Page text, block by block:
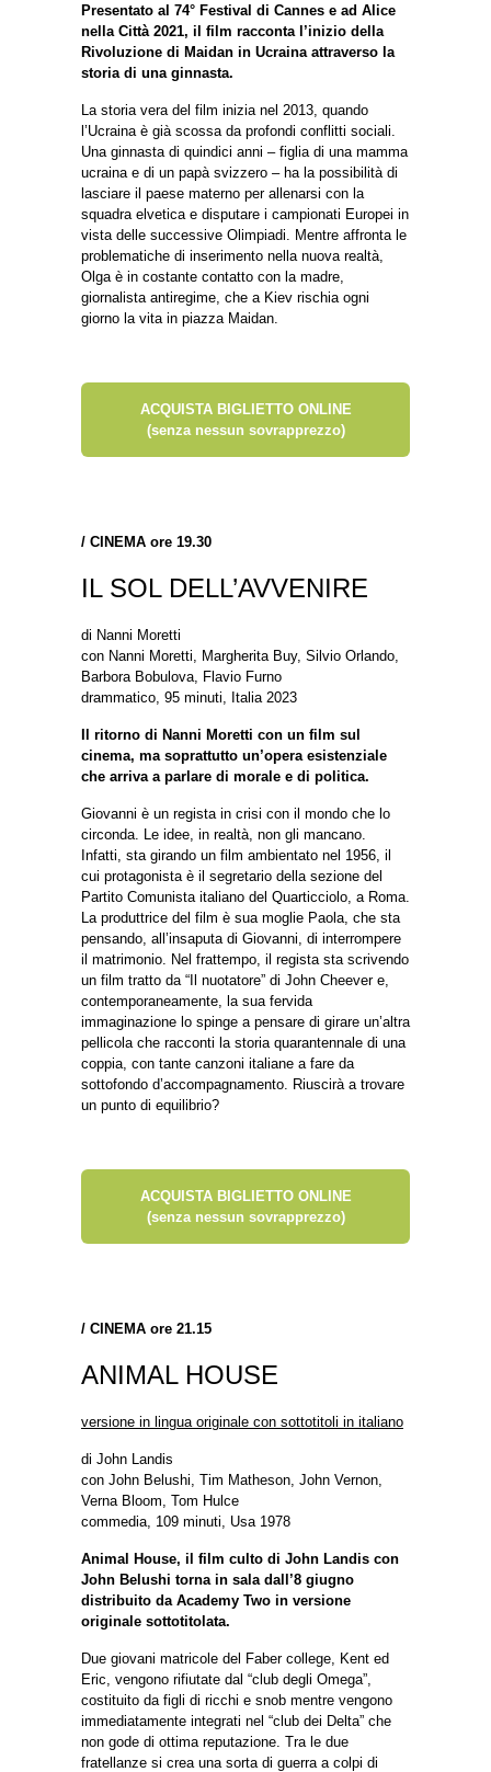
Presentato al 74° Festival di Cannes e ad Alice
nella Città 2021, il film racconta l’inizio della
Rivoluzione di Maidan in Ucraina attraverso la
storia di una ginnasta.
La storia vera del film inizia nel 2013, quando
l’Ucraina è già scossa da profondi conflitti sociali.
Una ginnasta di quindici anni – figlia di una mamma
ucraina e di un papà svizzero – ha la possibilità di
lasciare il paese materno per allenarsi con la
squadra elvetica e disputare i campionati Europei in
vista delle successive Olimpiadi. Mentre affronta le
problematiche di inserimento nella nuova realtà,
Olga è in costante contatto con la madre,
giornalista antiregime, che a Kiev rischia ogni
giorno la vita in piazza Maidan.
ACQUISTA BIGLIETTO ONLINE
(senza nessun sovrapprezzo)
/ CINEMA ore 19.30
IL SOL DELL’AVVENIRE
di Nanni Moretti
con Nanni Moretti, Margherita Buy, Silvio Orlando,
Barbora Bobulova, Flavio Furno
drammatico, 95 minuti, Italia 2023
Il ritorno di Nanni Moretti con un film sul
cinema, ma soprattutto un’opera esistenziale
che arriva a parlare di morale e di politica.
Giovanni è un regista in crisi con il mondo che lo
circonda. Le idee, in realtà, non gli mancano.
Infatti, sta girando un film ambientato nel 1956, il
cui protagonista è il segretario della sezione del
Partito Comunista italiano del Quarticciolo, a Roma.
La produttrice del film è sua moglie Paola, che sta
pensando, all’insaputa di Giovanni, di interrompere
il matrimonio. Nel frattempo, il regista sta scrivendo
un film tratto da “Il nuotatore” di John Cheever e,
contemporaneamente, la sua fervida
immaginazione lo spinge a pensare di girare un’altra
pellicola che racconti la storia quarantennale di una
coppia, con tante canzoni italiane a fare da
sottofondo d’accompagnamento. Riuscirà a trovare
un punto di equilibrio?
ACQUISTA BIGLIETTO ONLINE
(senza nessun sovrapprezzo)
/ CINEMA ore 21.15
ANIMAL HOUSE
versione in lingua originale con sottotitoli in italiano
di John Landis
con John Belushi, Tim Matheson, John Vernon,
Verna Bloom, Tom Hulce
commedia, 109 minuti, Usa 1978
Animal House, il film culto di John Landis con
John Belushi torna in sala dall’8 giugno
distribuito da Academy Two in versione
originale sottotitolata.
Due giovani matricole del Faber college, Kent ed
Eric, vengono rifiutate dal “club degli Omega”,
costituito da figli di ricchi e snob mentre vengono
immediatamente integrati nel “club dei Delta” che
non gode di ottima reputazione. Tra le due
fratellanze si crea una sorta di guerra a colpi di